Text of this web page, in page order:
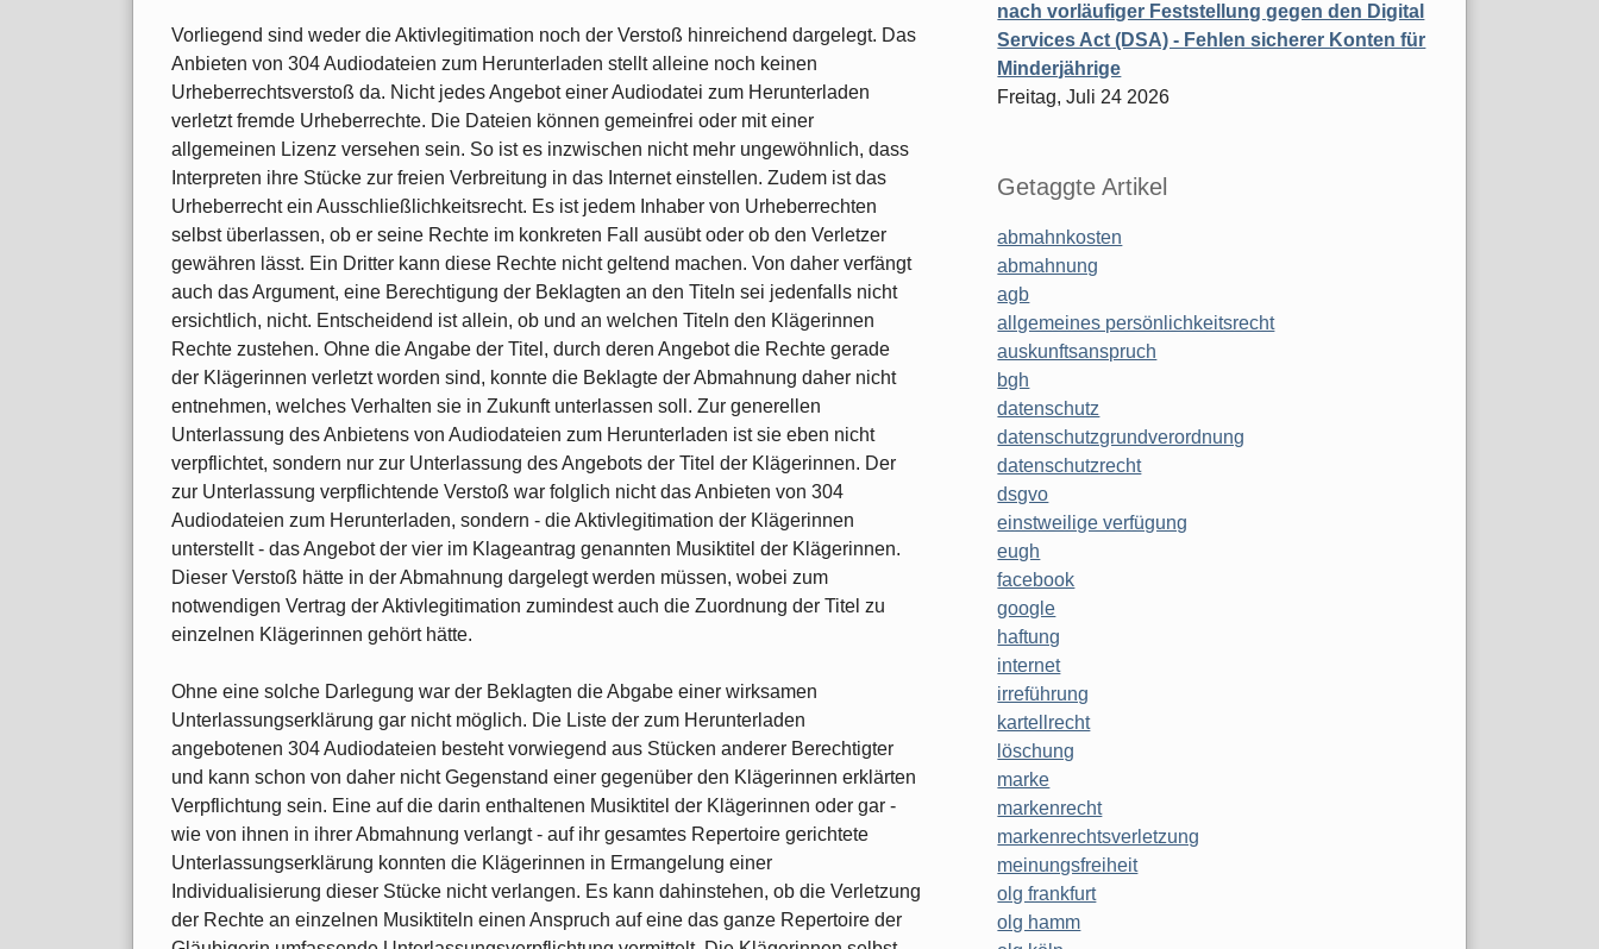
Vorliegend sind weder die Aktivlegitimation noch der Verstoß hinreichend dargelegt. Das
Anbieten von 304 Audiodateien zum Herunterladen stellt alleine noch keinen
Urheberrechtsverstoß da. Nicht jedes Angebot einer Audiodatei zum Herunterladen
verletzt fremde Urheberrechte. Die Dateien können gemeinfrei oder mit einer
allgemeinen Lizenz versehen sein. So ist es inzwischen nicht mehr ungewöhnlich, dass
Interpreten ihre Stücke zur freien Verbreitung in das Internet einstellen. Zudem ist das
Urheberrecht ein Ausschließlichkeitsrecht. Es ist jedem Inhaber von Urheberrechten
selbst überlassen, ob er seine Rechte im konkreten Fall ausübt oder ob den Verletzer
gewähren lässt. Ein Dritter kann diese Rechte nicht geltend machen. Von daher verfängt
auch das Argument, eine Berechtigung der Beklagten an den Titeln sei jedenfalls nicht
ersichtlich, nicht. Entscheidend ist allein, ob und an welchen Titeln den Klägerinnen
Rechte zustehen. Ohne die Angabe der Titel, durch deren Angebot die Rechte gerade
der Klägerinnen verletzt worden sind, konnte die Beklagte der Abmahnung daher nicht
entnehmen, welches Verhalten sie in Zukunft unterlassen soll. Zur generellen
Unterlassung des Anbietens von Audiodateien zum Herunterladen ist sie eben nicht
verpflichtet, sondern nur zur Unterlassung des Angebots der Titel der Klägerinnen. Der
zur Unterlassung verpflichtende Verstoß war folglich nicht das Anbieten von 304
Audiodateien zum Herunterladen, sondern - die Aktivlegitimation der Klägerinnen
unterstellt - das Angebot der vier im Klageantrag genannten Musiktitel der Klägerinnen.
Dieser Verstoß hätte in der Abmahnung dargelegt werden müssen, wobei zum
notwendigen Vertrag der Aktivlegitimation zumindest auch die Zuordnung der Titel zu
einzelnen Klägerinnen gehört hätte.
Ohne eine solche Darlegung war der Beklagten die Abgabe einer wirksamen
Unterlassungserklärung gar nicht möglich. Die Liste der zum Herunterladen
angebotenen 304 Audiodateien besteht vorwiegend aus Stücken anderer Berechtigter
und kann schon von daher nicht Gegenstand einer gegenüber den Klägerinnen erklärten
Verpflichtung sein. Eine auf die darin enthaltenen Musiktitel der Klägerinnen oder gar -
wie von ihnen in ihrer Abmahnung verlangt - auf ihr gesamtes Repertoire gerichtete
Unterlassungserklärung konnten die Klägerinnen in Ermangelung einer
Individualisierung dieser Stücke nicht verlangen. Es kann dahinstehen, ob die Verletzung
der Rechte an einzelnen Musiktiteln einen Anspruch auf eine das ganze Repertoire der
nach vorläufiger Feststellung gegen den Digital
Services Act (DSA) - Fehlen sicherer Konten für
Minderjährige
Freitag, Juli 24 2026
Getaggte Artikel
abmahnkosten
abmahnung
agb
allgemeines persönlichkeitsrecht
auskunftsanspruch
bgh
datenschutz
datenschutzgrundverordnung
datenschutzrecht
dsgvo
einstweilige verfügung
eugh
facebook
google
haftung
internet
irreführung
kartellrecht
löschung
marke
markenrecht
markenrechtsverletzung
meinungsfreiheit
olg frankfurt
olg hamm